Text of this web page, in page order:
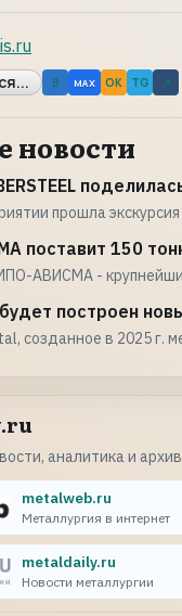
B MAX OK TG ↗
новости
прошла
поставит 150
АВИСМА -
построен
созданное в 2025 г.
аналитика и
metalweb.ru
Металлургия в интернет
metaldaily.ru
Новости металлургии